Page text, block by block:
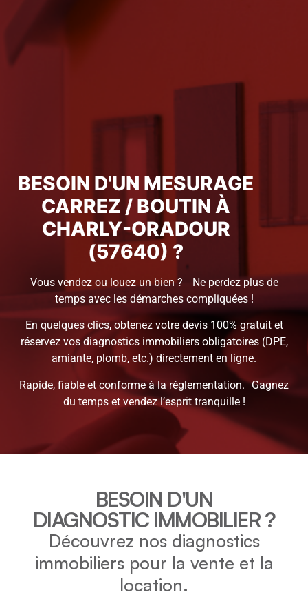
BESOIN D'UN MESURAGE
CARREZ / BOUTIN À
CHARLY-ORADOUR
(57640) ?
Vous vendez ou louez un bien ? Ne perdez plus de
temps avec les démarches compliquées !
En quelques clics, obtenez votre devis 100% gratuit et
réservez vos diagnostics immobiliers obligatoires (DPE,
amiante, plomb, etc.) directement en ligne.
Rapide, fiable et conforme à la réglementation. Gagnez
du temps et vendez l’esprit tranquille !
BESOIN D'UN
DIAGNOSTIC IMMOBILIER ?
Découvrez nos diagnostics
immobiliers pour la vente et la
location.